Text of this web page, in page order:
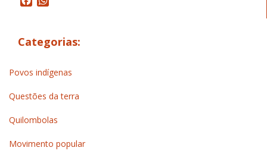
Categorias:
Povos indígenas
Questões da terra
Quilombolas
Movimento popular